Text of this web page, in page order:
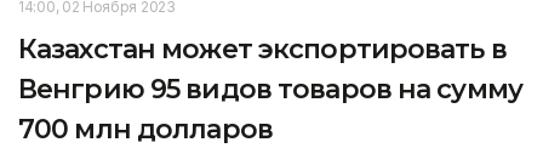
14:00, 02 Ноября 2023
Казахстан может экспортировать в
Венгрию 95 видов товаров на сумму
700 млн долларов